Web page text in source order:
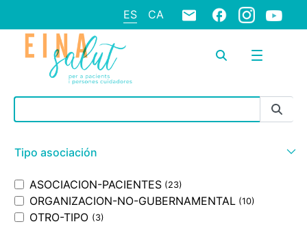
ES CA
Barra de búsqueda
Tipo asociación
ASOCIACION-PACIENTES (23)
ORGANIZACION-NO-GUBERNAMENTAL (10)
OTRO-TIPO (3)